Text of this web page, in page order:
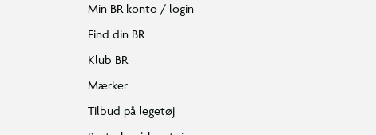
Min BR konto / login
Find din BR
Klub BR
Mærker
Tilbud på legetøj